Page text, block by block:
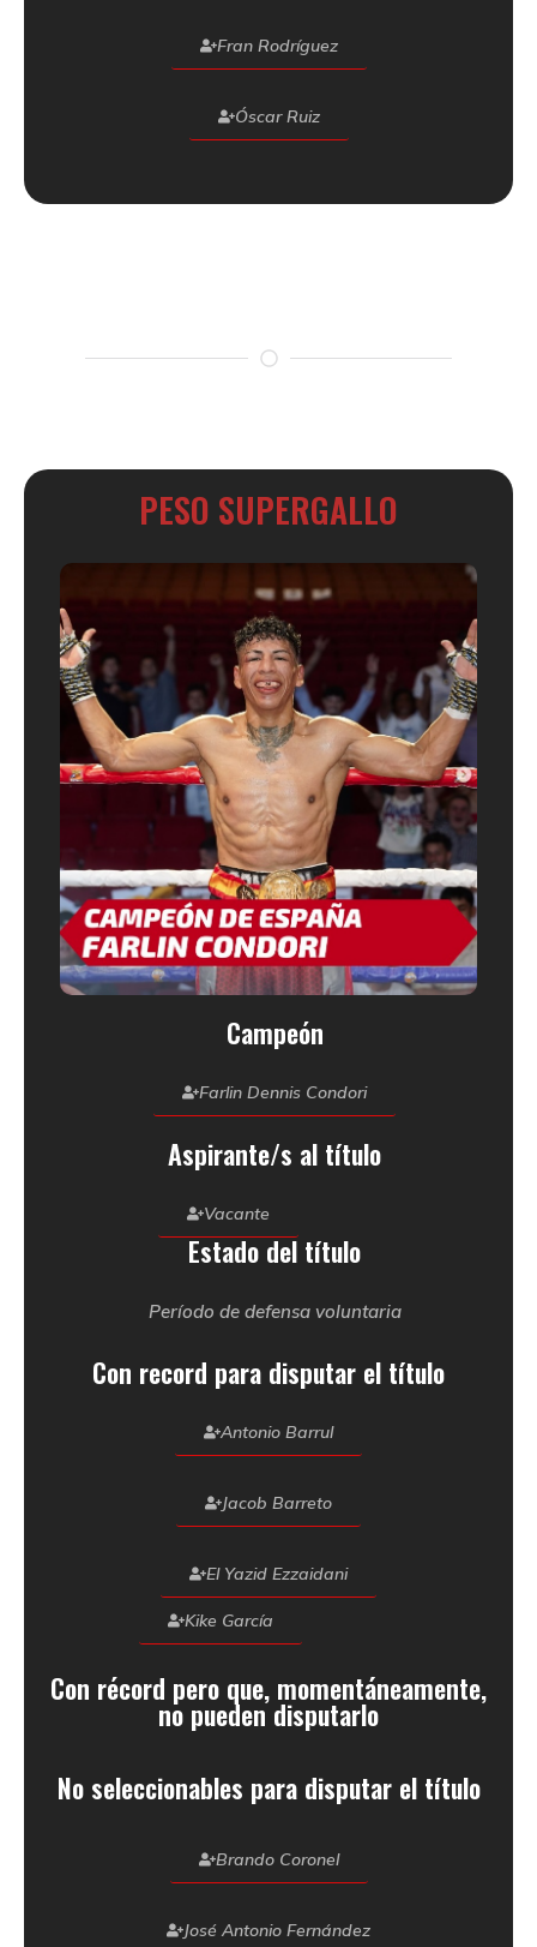
Fran Rodríguez
Óscar Ruiz
PESO SUPERGALLO
Campeón
Farlin Dennis Condori
Aspirante/s al título
Vacante
Estado del título
Período de defensa voluntaria
Con record para disputar el título
Antonio Barrul
Jacob Barreto
El Yazid Ezzaidani
Kike García
Con récord pero que, momentáneamente,
no pueden disputarlo
No seleccionables para disputar el título
Brando Coronel
José Antonio Fernández